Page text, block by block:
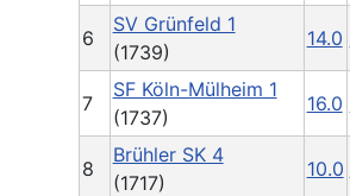
6
SV Grünfeld 1
(1739)
14.0
7
SF Köln-Mülheim 1
(1737)
16.0
8
Brühler SK 4
(1717)
10.0